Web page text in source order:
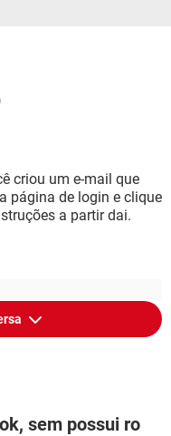
criou um e-mail que
página de login e clique
a partir dai.
sem possui ro